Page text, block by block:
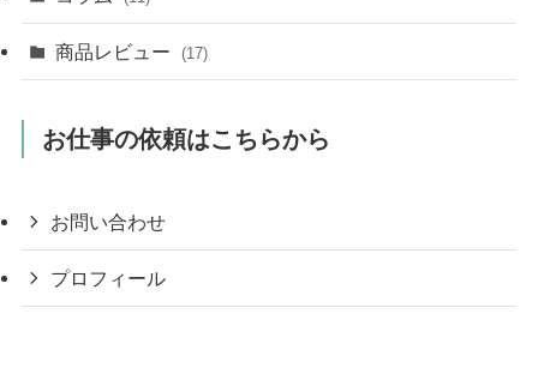
商品レビュー (17)
お仕事の依頼はこちらから
お問い合わせ
プロフィール